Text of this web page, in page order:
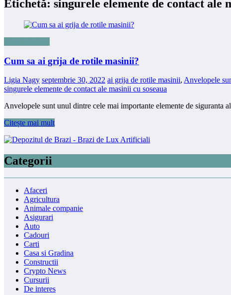
Etichetă: singurele elemente de contact ale
Cum sa ai grija de rotile masinii?
Ligia Nagy septembrie 30, 2022 ai grija de rotile masinii, Anvelopele
singurele elemente de contact ale masinii cu soseaua
Anvelopele sunt unul dintre cele mai importante elemente de siguranta
Citește mai mult
Categorii
Afaceri
Agricultura
Animale companie
Asigurari
Auto
Cadouri
Carti
Casa si Gradina
Constructii
Crypto News
Cursurii
De interes